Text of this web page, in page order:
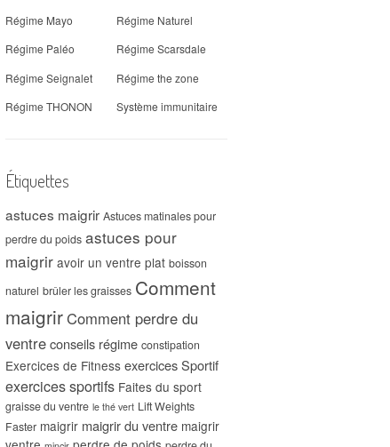
Régime Mayo
Régime Naturel
Régime Paléo
Régime Scarsdale
Régime Seignalet
Régime the zone
Régime THONON
Système immunitaire
Étiquettes
astuces maigrir Astuces matinales pour
perdre du poids astuces pour
maigrir avoir un ventre plat boisson
naturel brûler les graisses Comment
maigrirComment perdre du
ventreconseils régime constipation
Exercices de Fitness exercices Sportif
exercices sportifs Faites du sport
graisse du ventre le thé vert Lift Weights
Faster maigrir maigrir du ventre maigrir